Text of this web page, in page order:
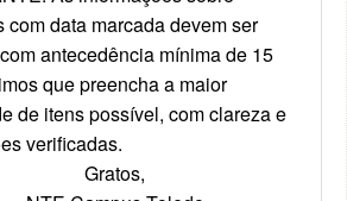
com data marcada devem ser
antecedência mínima de 15
que preencha a maior
de itens possível, com clareza e
verificadas.
Gratos,